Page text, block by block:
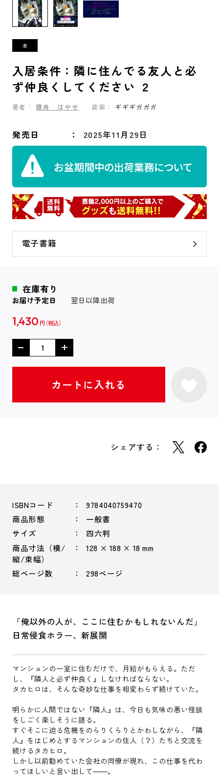
入居条件：隣に住んでる友人と必
ず仲良くしてください ２
著者： 寝舟 はやせ 装画： ギギギガガガ
発売日 2025年11月29日
電子書籍
在庫有り
お届け予定日 翌日以降出荷
1,430 円
シェアする：
ISBNコード
9784040759470
商品形態
一般書
サイズ
四六判
商品寸法（横/
縦/束幅）
128 × 188 × 18 mm
総ページ数 298ページ
「俺以外の人が、ここに住むかもしれないんだ」
日常侵食ホラー、新展開
マンションの一室に住むだけで、月給がもらえる。ただ
し、『隣人と必ず仲良く』しなければならない。
タカヒロは、そんな奇妙な仕事を相変わらず続けていた。
明らかに人間ではない『隣人』は、今日も気味の悪い怪談
をしごく楽しそうに語る。
すぐそこに迫る危機をのらりくらりとかわしながら、『隣
人』をはじめとするマンションの住人（？）たちと交流を
続けるタカヒロ。
しかし以前勤めていた会社の同僚が現れ、この仕事を代わ
ってほしいと言い出して――。